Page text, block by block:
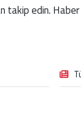
takip edin.